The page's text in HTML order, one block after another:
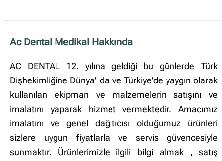
Ac Dental Medikal Hakkında
AC DENTAL 12. yılına geldiği bu günlerde Türk
Dişhekimliğine Dünya' da ve Türkiye'de yaygın olarak
kullanılan ekipman ve malzemelerin satışını ve
imalatını yaparak hizmet vermektedir. Amacımız
imalatını ve genel dağıtıcısı olduğumuz ürünleri
sizlere uygun fiyatlarla ve servis güvencesiyle
sunmaktır. Ürünlerimizle ilgili bilgi almak , satış
İzmir Firmaları(178)